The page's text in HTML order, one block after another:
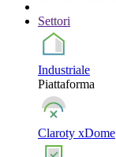
Settori
Industriale
Piattaforma
Claroty xDome